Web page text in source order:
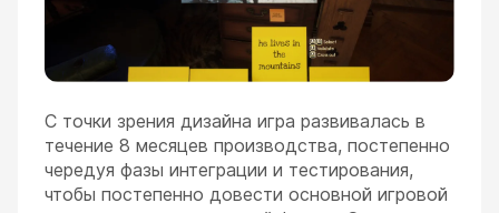
С точки зрения дизайна игра развивалась в
течение 8 месяцев производства, постепенно
чередуя фазы интеграции и тестирования,
чтобы постепенно довести основной игровой